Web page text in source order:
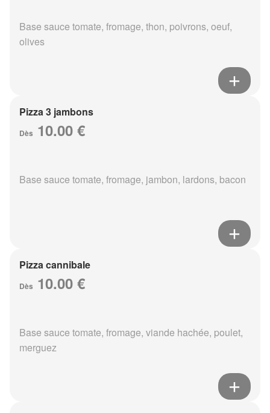
Base sauce tomate, fromage, thon, poivrons, oeuf,
olives
Pizza 3 jambons
Dès 10.00 €
Base sauce tomate, fromage, jambon, lardons, bacon
Pizza cannibale
Dès 10.00 €
Base sauce tomate, fromage, viande hachée, poulet,
merguez